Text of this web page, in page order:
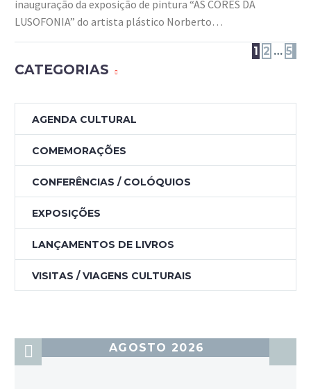
inauguração da exposição de pintura “AS CORES DA
LUSOFONIA” do artista plástico Norberto…
1 2 … 5
CATEGORIAS
AGENDA CULTURAL
COMEMORAÇÕES
CONFERÊNCIAS / COLÓQUIOS
EXPOSIÇÕES
LANÇAMENTOS DE LIVROS
VISITAS / VIAGENS CULTURAIS
AGOSTO 2026